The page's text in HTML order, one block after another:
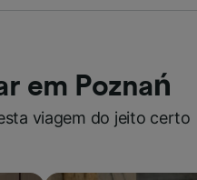
em Poznań
viagem do jeito certo